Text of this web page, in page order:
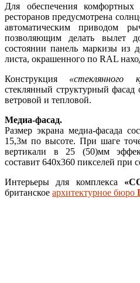
Для обеспечения комфортных
ресторанов предусмотрена
автоматическим приводом
позволяющим делать вылет
состоянии панель маркизы из
листа, окрашенного по RAL
Конструкция «стеклянного
стеклянный структурный фасад
ветровой и тепловой.
Медиа-фасад.
Размер экрана медиа-фасада
15,3м по высоте. При шаге
вертикали в 25 (50)мм
составит 640х360 пикселей при
Интерьеры для комплекса
британское архитектурное бюро